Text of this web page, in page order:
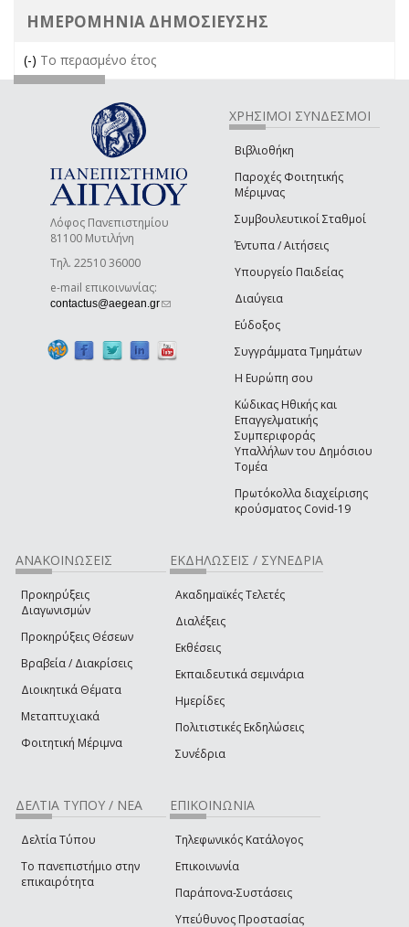
ΗΜΕΡΟΜΗΝΙΑ ΔΗΜΟΣΙΕΥΣΗΣ
(-) Remove Το περασμένο έτος filter
Το περασμένο έτος
Λόφος Πανεπιστημίου
81100 Μυτιλήνη
Τηλ. 22510 36000
e-mail επικοινωνίας:
contactus@aegean.gr(link sends e-mail)
ΧΡΗΣΙΜΟΙ ΣΥΝΔΕΣΜΟΙ
Βιβλιοθήκη
Παροχές Φοιτητικής
Μέριμνας
Συμβουλευτικοί Σταθμοί
Έντυπα / Αιτήσεις
Υπουργείο Παιδείας
Διαύγεια
Εύδοξος
Συγγράμματα Τμημάτων
Η Ευρώπη σου
Κώδικας Ηθικής και
Επαγγελματικής
Συμπεριφοράς
Υπαλλήλων του Δημόσιου
Τομέα
Πρωτόκολλα διαχείρισης
κρούσματος Covid-19
ΑΝΑΚΟΙΝΩΣΕΙΣ
Προκηρύξεις
Διαγωνισμών
Προκηρύξεις Θέσεων
Βραβεία / Διακρίσεις
Διοικητικά Θέματα
Μεταπτυχιακά
Φοιτητική Μέριμνα
ΕΚΔΗΛΩΣΕΙΣ / ΣΥΝΕΔΡΙΑ
Ακαδημαϊκές Τελετές
Διαλέξεις
Εκθέσεις
Εκπαιδευτικά σεμινάρια
Ημερίδες
Πολιτιστικές Εκδηλώσεις
Συνέδρια
ΔΕΛΤΙΑ ΤΥΠΟΥ / ΝΕΑ
Δελτία Τύπου
Το πανεπιστήμιο στην
επικαιρότητα
ΕΠΙΚΟΙΝΩΝΙΑ
Τηλεφωνικός Κατάλογος
Επικοινωνία
Παράπονα-Συστάσεις
Υπεύθυνος Προστασίας